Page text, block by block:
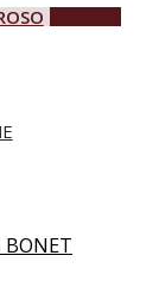
BONET